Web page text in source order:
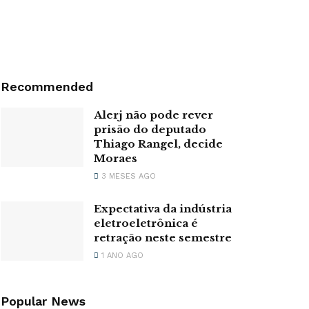
Recommended
Alerj não pode rever
prisão do deputado
Thiago Rangel, decide
Moraes
3 MESES AGO
Expectativa da indústria
eletroeletrônica é
retração neste semestre
1 ANO AGO
Popular News